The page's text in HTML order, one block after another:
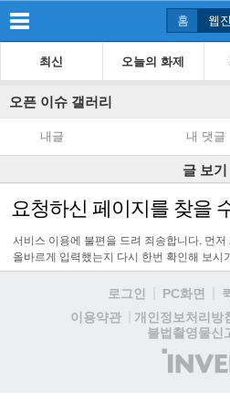
홈 웹진
최신 오늘의 화제
오픈 이슈 갤러리
내글 내 댓글
글 보기
요청하신 페이지를 찾을
서비스 이용에 불편을 드려 죄송합니다. 먼
올바르게 입력했는지 다시 한번 확인해 보시
로그인 PC화면
이용약관
개인정보처리방
불법촬영물신
(주)
인